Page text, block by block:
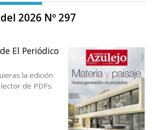
2026 Nº 297
El Periódico
la edición
de PDFs.